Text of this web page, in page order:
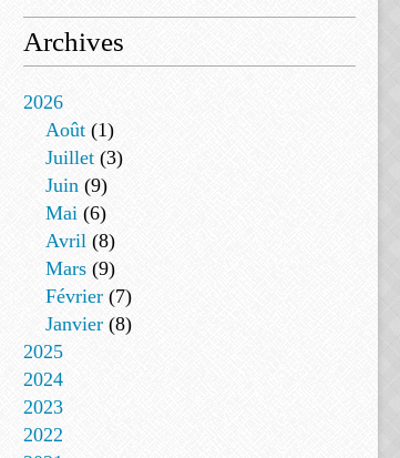
Archives
2026
Août (1)
Juillet (3)
Juin (9)
Mai (6)
Avril (8)
Mars (9)
Février (7)
Janvier (8)
2025
2024
2023
2022